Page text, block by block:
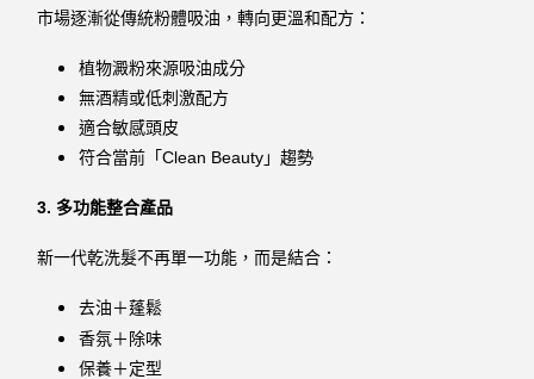
市場逐漸從傳統粉體吸油，轉向更溫和配方：
植物澱粉來源吸油成分
無酒精或低刺激配方
適合敏感頭皮
符合當前「Clean Beauty」趨勢
3. 多功能整合產品
新一代乾洗髮不再單一功能，而是結合：
去油＋蓬鬆
香氛＋除味
保養＋定型